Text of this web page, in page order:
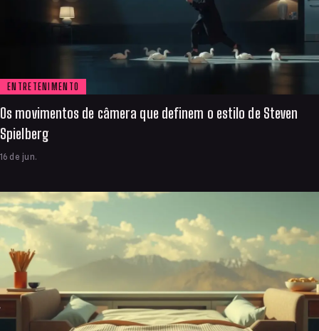
ENTRETENIMENTO
Os movimentos de câmera que definem o estilo de Steven
Spielberg
16 de jun.